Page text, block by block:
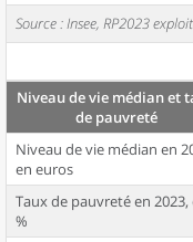
Source : Insee, RP2023
Niveau de vie médian et
de pauvreté
Niveau de vie médian en
en euros
Taux de pauvreté en 2023,
%